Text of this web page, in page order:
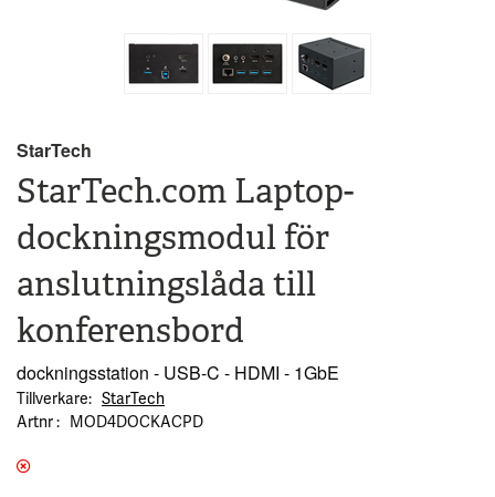
StarTech
StarTech.com Laptop-
dockningsmodul för
anslutningslåda till
konferensbord
dockningsstation - USB-C - HDMI - 1GbE
Tillverkare
StarTech
Artnr
MOD4DOCKACPD